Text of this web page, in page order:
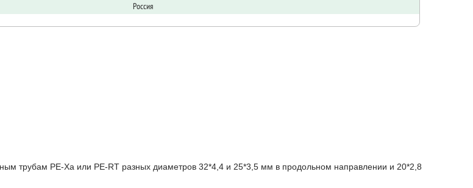
Россия
трубам PE-Xа или PE-RT разных диаметров 32*4,4 и 25*3,5 мм в продольном направлении и 20*2,8